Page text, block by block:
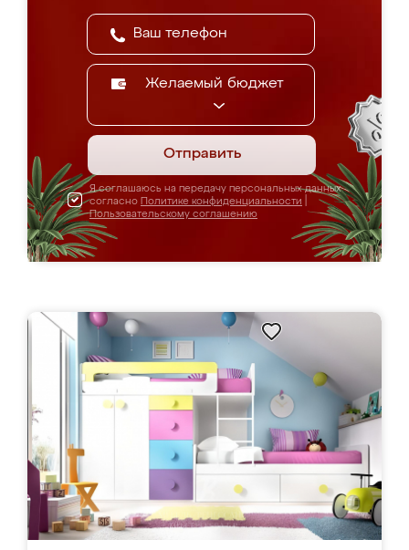
Желаемый бюджет
Отправить
Я соглашаюсь на передачу персональных данных
согласно Политике конфиденциальности
Пользовательскому соглашению